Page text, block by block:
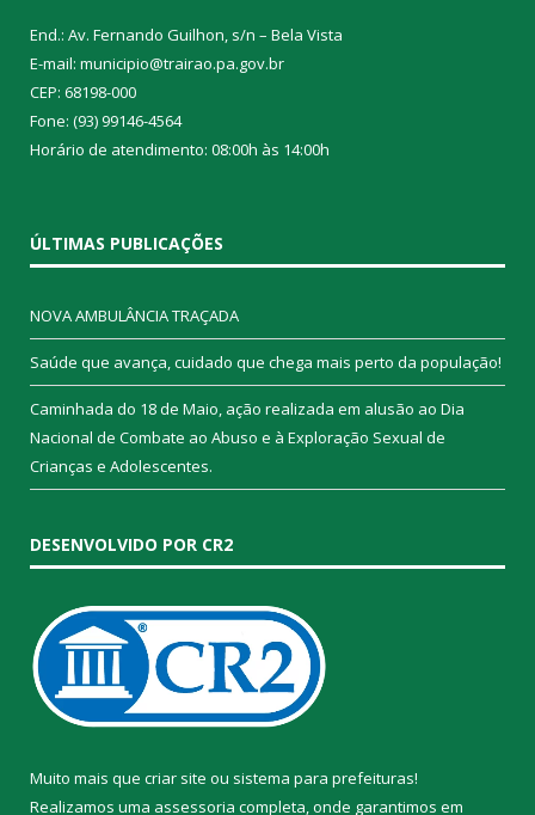
End.: Av. Fernando Guilhon, s/n – Bela Vista
E-mail: municipio@trairao.pa.gov.br
CEP: 68198-000
Fone: (93) 99146-4564
Horário de atendimento: 08:00h às 14:00h
ÚLTIMAS PUBLICAÇÕES
NOVA AMBULÂNCIA TRAÇADA
Saúde que avança, cuidado que chega mais perto da população!
Caminhada do 18 de Maio, ação realizada em alusão ao Dia
Nacional de Combate ao Abuso e à Exploração Sexual de
Crianças e Adolescentes.
DESENVOLVIDO POR CR2
Muito mais que criar site ou sistema para prefeituras!
Realizamos uma assessoria completa, onde garantimos em